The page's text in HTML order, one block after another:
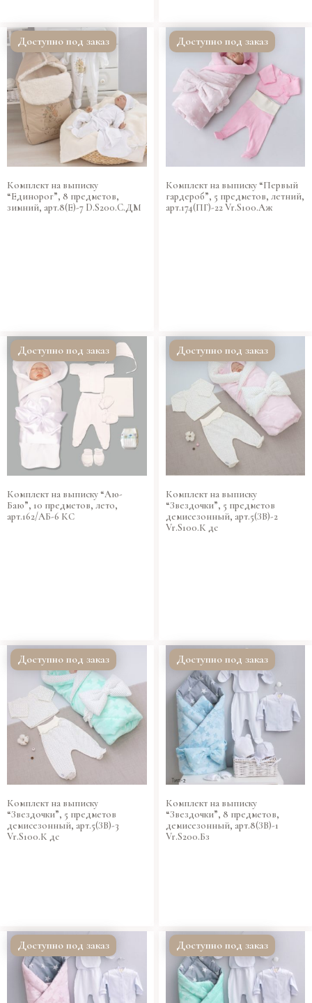
Доступно под заказ
Комплект на выписку
“Единорог”, 8 предметов,
зимний, арт.8(Е)-7 D.S200.C.ДМ
Доступно под заказ
Комплект на выписку “Первый
гардероб”, 5 предметов, летний,
арт.174(ПГ)-22 Vr.S100.Аж
Доступно под заказ
Комплект на выписку “Аю-
Баю”, 10 предметов, лето,
арт.162/АБ-6 КС
Доступно под заказ
Комплект на выписку
“Звездочки”, 5 предметов
демисезонный, арт.5(ЗВ)-2
Vr.S100.К дс
Доступно под заказ
Комплект на выписку
“Звездочки”, 5 предметов
демисезонный, арт.5(ЗВ)-3
Vr.S100.К дс
Доступно под заказ
Комплект на выписку
“Звездочки”, 8 предметов,
демисезонный, арт.8(ЗВ)-1
Vr.S200.Бз
Доступно под заказ Доступно под заказ